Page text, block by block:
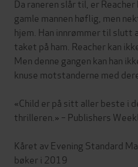
Da raneren slår til, er
gamle mannen høflig, men
hjem. Han innrømmer til slutt
taket på ham. Reacher kan
Men denne gangen kan han
knuse motstanderne med
«Child er på sitt aller beste i
thrilleren.» – Publishers
Kåret av Evening Standard
bøker i 2019